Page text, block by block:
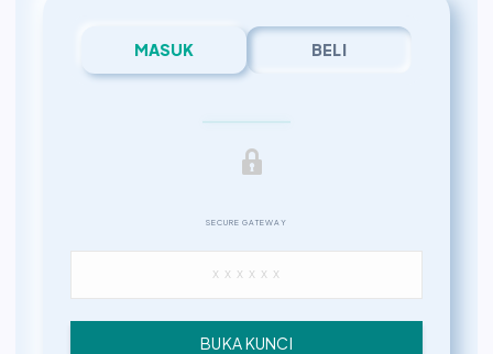
MASUK BELI
SECURE GATEWAY
BUKA KUNCI